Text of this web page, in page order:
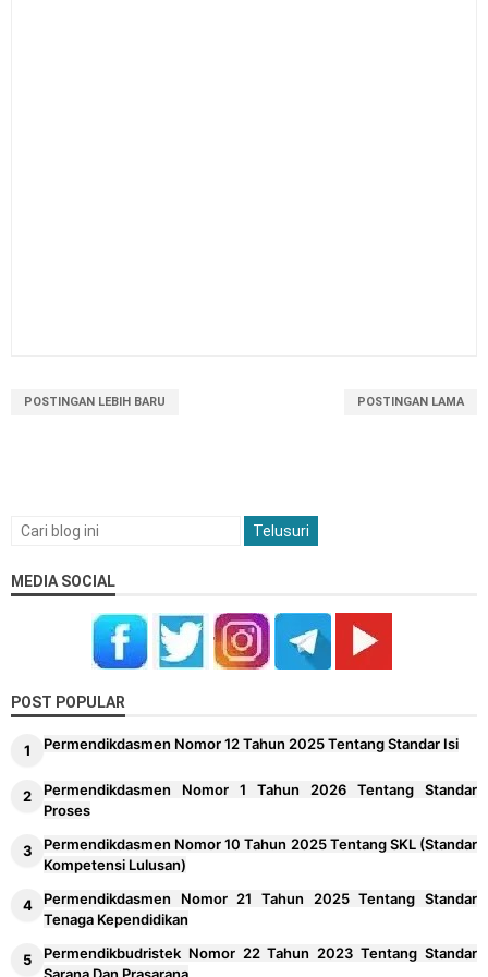
POSTINGAN LEBIH BARU POSTINGAN LAMA
MEDIA SOCIAL
POST POPULAR
Permendikdasmen Nomor 12 Tahun 2025 Tentang Standar Isi
Permendikdasmen Nomor 1 Tahun 2026 Tentang Standar
Proses
Permendikdasmen Nomor 10 Tahun 2025 Tentang SKL (Standar
Kompetensi Lulusan)
Permendikdasmen Nomor 21 Tahun 2025 Tentang Standar
Tenaga Kependidikan
Permendikbudristek Nomor 22 Tahun 2023 Tentang Standar